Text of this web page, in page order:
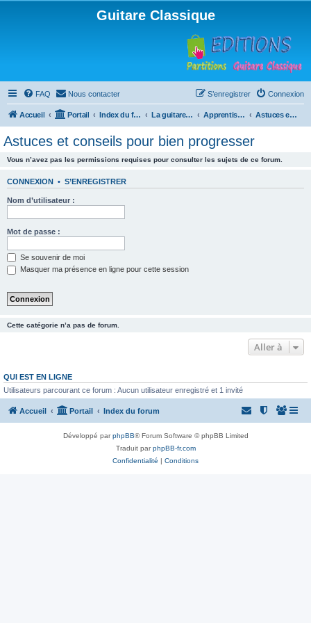
Guitare Classique
FAQ Nous contacter Connexion
S’enregistrer
Accueil Portail Index du forum La guitare : instrument, cours et théorie Apprentissage et enseignement de la guitare Astuces et conseils pour bien progresser
Astuces et conseils pour bien progresser
Vous n’avez pas les permissions requises pour consulter les sujets de ce forum.
CONNEXION • S’ENREGISTRER
Nom d’utilisateur :
Mot de passe :
Se souvenir de moi
Masquer ma présence en ligne pour cette session
Cette catégorie n’a pas de forum.
Aller à
QUI EST EN LIGNE
Utilisateurs parcourant ce forum : Aucun utilisateur enregistré et 1 invité
Accueil Portail Index du forum
Développé parphpBB® Forum Software © phpBB Limited
Traduit parphpBB-fr.com
Confidentialité | Conditions